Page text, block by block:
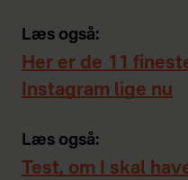
Læs også:
Her er de 11
Instagram lige nu
Læs også:
Test, om I skal